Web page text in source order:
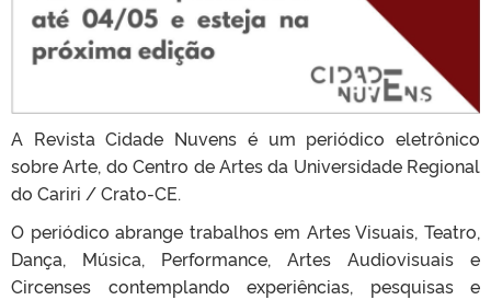
A Revista Cidade Nuvens é um periódico eletrônico
sobre Arte, do Centro de Artes da Universidade Regional
do Cariri / Crato-CE.
O periódico abrange trabalhos em Artes Visuais, Teatro,
Dança, Música, Performance, Artes Audiovisuais e
Circenses contemplando experiências, pesquisas e